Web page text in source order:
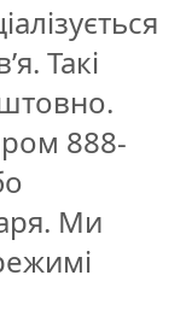
Такі
888-
Ми